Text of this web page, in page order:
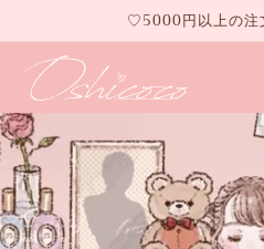
進む
♡5000円以上の注